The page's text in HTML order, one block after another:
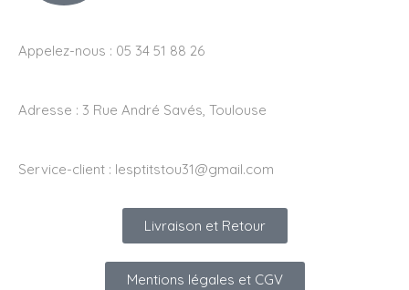
Appelez-nous : 05 34 51 88 26
Adresse : 3 Rue André Savés, Toulouse
Service-client : lesptitstou31@gmail.com
Livraison et Retour
Mentions légales et CGV